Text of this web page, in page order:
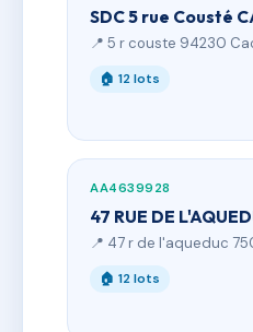
SDC 5 rue Cousté
📍 5 r couste 94230
🏠 12 lots
AA4639928
47 RUE DE
📍 47 r de l'aqueduc
🏠 12 lots